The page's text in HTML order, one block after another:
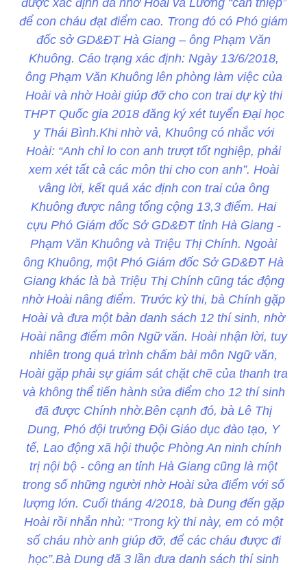
được xác định đã nhờ Hoài và Lương “can thiệp”
để con cháu đạt điểm cao. Trong đó có Phó giám
đốc sở GD&ĐT Hà Giang – ông Phạm Văn
Khuông. Cáo trạng xác định: Ngày 13/6/2018,
ông Phạm Văn Khuông lên phòng làm việc của
Hoài và nhờ Hoài giúp đỡ cho con trai dự kỳ thi
THPT Quốc gia 2018 đăng ký xét tuyển Đại học
y Thái Bình.Khi nhờ vả, Khuông có nhắc với
Hoài: “Anh chỉ lo con anh trượt tốt nghiệp, phải
xem xét tất cả các môn thi cho con anh”. Hoài
vâng lời, kết quả xác định con trai của ông
Khuông được nâng tổng cộng 13,3 điểm. Hai
cựu Phó Giám đốc Sở GD&ĐT tỉnh Hà Giang -
Phạm Văn Khuông và Triệu Thị Chính. Ngoài
ông Khuông, một Phó Giám đốc Sở GD&ĐT Hà
Giang khác là bà Triệu Thị Chính cũng tác động
nhờ Hoài nâng điểm. Trước kỳ thi, bà Chính gặp
Hoài và đưa một bản danh sách 12 thí sinh, nhờ
Hoài nâng điểm môn Ngữ văn. Hoài nhận lời, tuy
nhiên trong quá trình chấm bài môn Ngữ văn,
Hoài gặp phải sự giám sát chặt chẽ của thanh tra
và không thể tiến hành sửa điểm cho 12 thí sinh
đã được Chính nhờ.Bên cạnh đó, bà Lê Thị
Dung, Phó đội trưởng Đội Giáo dục đào tạo, Y
tế, Lao động xã hội thuộc Phòng An ninh chính
trị nội bộ - công an tỉnh Hà Giang cũng là một
trong số những người nhờ Hoài sửa điểm với số
lượng lớn. Cuối tháng 4/2018, bà Dung đến gặp
Hoài rồi nhắn nhủ: “Trong kỳ thi này, em có một
số cháu nhờ anh giúp đỡ, để các cháu được đi
học”.Bà Dung đã 3 lần đưa danh sách thí sinh